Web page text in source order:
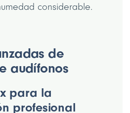
considerable.
de
audífonos
para la
profesional